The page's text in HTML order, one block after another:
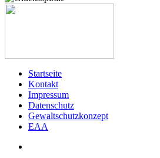
Startseite
Kontakt
Impressum
Datenschutz
Gewaltschutzkonzept
EAA